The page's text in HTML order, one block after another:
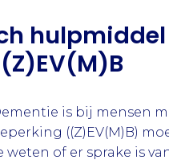
(Z)EV(M)B
is bij mensen
((Z)EV(M)B)
weten of er sprake is